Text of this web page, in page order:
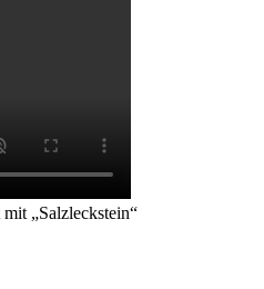
„Salzleckstein“